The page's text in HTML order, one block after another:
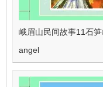
峨眉山民间故事11石
angel